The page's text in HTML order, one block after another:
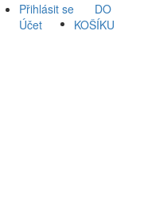
Přihlásit se
Účet
DO
KOŠÍKU